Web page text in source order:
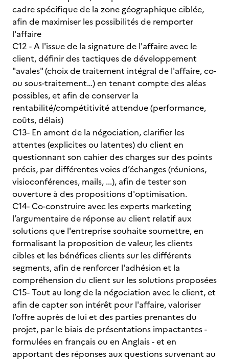
cadre spécifique de la zone géographique ciblée,
afin de maximiser les possibilités de remporter
l'affaire
C12 - A l'issue de la signature de l'affaire avec le
client, définir des tactiques de développement
"avales" (choix de traitement intégral de l'affaire, co-
ou sous-traitement…) en tenant compte des aléas
possibles, et afin de conserver la
rentabilité/compétitivité attendue (performance,
coûts, délais)
C13- En amont de la négociation, clarifier les
attentes (explicites ou latentes) du client en
questionnant son cahier des charges sur des points
précis, par différentes voies d’échanges (réunions,
visioconférences, mails, ...), afin de tester son
ouverture à des propositions d'optimisation.
C14- Co-construire avec les experts marketing
l’argumentaire de réponse au client relatif aux
solutions que l'entreprise souhaite soumettre, en
formalisant la proposition de valeur, les clients
cibles et les bénéfices clients sur les différents
segments, afin de renforcer l'adhésion et la
compréhension du client sur les solutions proposées
C15- Tout au long de la négociation avec le client, et
afin de capter son intérêt pour l'affaire, valoriser
l’offre auprès de lui et des parties prenantes du
projet, par le biais de présentations impactantes -
formulées en français ou en Anglais - et en
apportant des réponses aux questions survenant au